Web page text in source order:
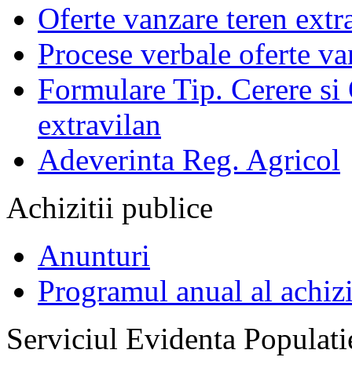
Oferte vanzare teren
Procese verbale oferte
Formulare Tip. Cerere si
extravilan
Adeverinta Reg. Agricol
Achizitii publice
Anunturi
Programul anual al
Serviciul Evidenta